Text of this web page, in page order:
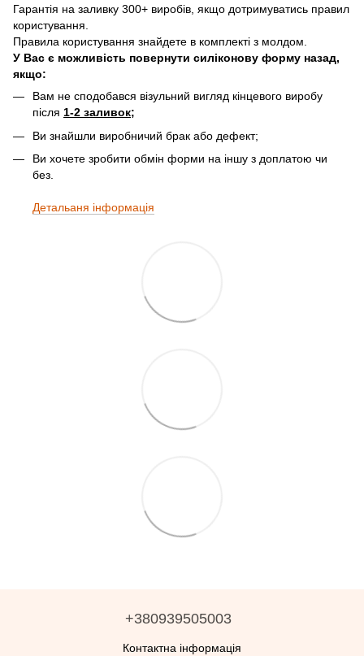
Гарантія на заливку 300+ виробів, якщо дотримуватись правил
користування.
Правила користування знайдете в комплекті з молдом.
У Вас є можливість повернути силіконову форму назад,
якщо:
Вам не сподобався візульний вигляд кінцевого виробу
після 1-2 заливок;
Ви знайшли виробничий брак або дефект;
Ви хочете зробити обмін форми на іншу з доплатою чи
без.
Детальаня інформація
+380939505003
Контактна інформація